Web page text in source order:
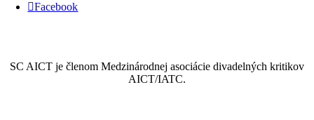
Facebook
SC AICT je členom Medzinárodnej asociácie divadelných kritikov
AICT/IATC.